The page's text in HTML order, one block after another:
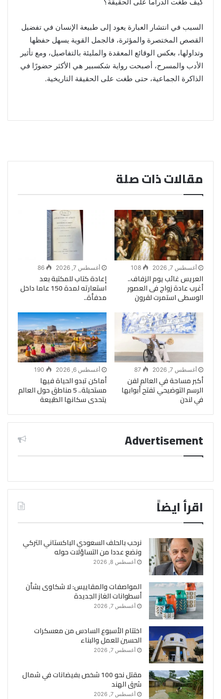
السبب في انتشار العبارة يعود إلى طبيعة الإنسان في تفضيل
القصص المختصرة والمؤثرة، فالجمل القوية يسهل حفظها
وتداولها، بعكس الوقائع المعقدة والمليئة بالتفاصيل، ومع تأثير
الأدب والمسرح، أصبحت رواية شكسبير هي الأكثر حضورًا في
الذاكرة الجماعية، حتى طغت على الحقيقة التاريخية.
مقالات ذات صلة
أغسطس 7, 2026 108
العريس غائب يوم الزفاف..
أغرب عادة زواج فى العصور
الوسطى استمرت لقرون
أغسطس 7, 2026 86
إعادة كتاب للمكتبة بعد
استعارته لمدة 150 عاما داخل
مدفأة..
أغسطس 7, 2026 87
أكبر مساحة في العالم لفن
الرسم التوضيحي تفتح أبوابها
في لندن
أغسطس 6, 2026 190
أماكن تبدو الحياة فيها
مستحيلة.. 5 مناطق حول العالم
يتحدى سكانها الطبيعة
Advertisement
اقرأ ايضاً
نرحب بالحلف السعودي الباكستاني التركي
ونضع عددا من التساؤلات حوله
أغسطس 8, 2026
المواصفات والمقاييس: لا شكاوى بشأن
أسطوانات الغاز الجديدة
أغسطس 7, 2026
اختتام الأسبوع السادس من معسكرات
الحسين للعمل والبناء
أغسطس 7, 2026
مقتل نحو 100 شخص بفيضانات في شمال
شرق الهند
أغسطس 7, 2026